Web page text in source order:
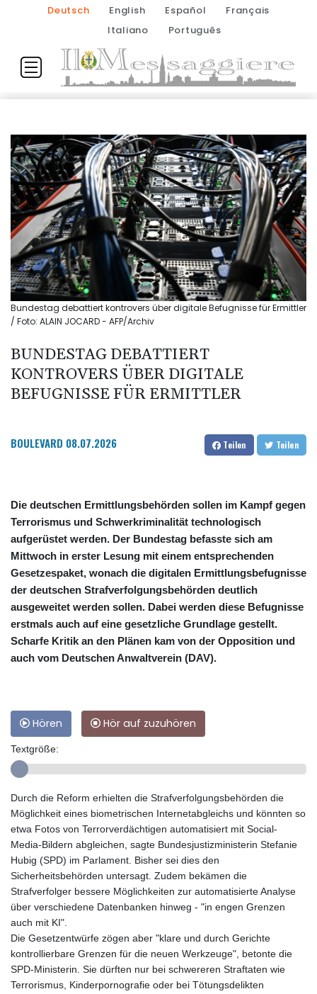
Deutsch English Español
Français
Italiano
Português
Bundestag debattiert kontrovers über digitale Befugnisse für Ermittler
/ Foto: ALAIN JOCARD - AFP/Archiv
BUNDESTAG DEBATTIERT
KONTROVERS ÜBER DIGITALE
BEFUGNISSE FÜR ERMITTLER
BOULEVARD 08.07.2026 Teilen Teilen
Die deutschen Ermittlungsbehörden sollen im Kampf gegen
Terrorismus und Schwerkriminalität technologisch
aufgerüstet werden. Der Bundestag befasste sich am
Mittwoch in erster Lesung mit einem entsprechenden
Gesetzespaket, wonach die digitalen Ermittlungsbefugnisse
der deutschen Strafverfolgungsbehörden deutlich
ausgeweitet werden sollen. Dabei werden diese Befugnisse
erstmals auch auf eine gesetzliche Grundlage gestellt.
Scharfe Kritik an den Plänen kam von der Opposition und
auch vom Deutschen Anwaltverein (DAV).
Hören Hör auf zuzuhören
Textgröße:
Durch die Reform erhielten die Strafverfolgungsbehörden die
Möglichkeit eines biometrischen Internetabgleichs und könnten so
etwa Fotos von Terrorverdächtigen automatisiert mit Social-
Media-Bildern abgleichen, sagte Bundesjustizministerin Stefanie
Hubig (SPD) im Parlament. Bisher sei dies den
Sicherheitsbehörden untersagt. Zudem bekämen die
Strafverfolger bessere Möglichkeiten zur automatisierte Analyse
über verschiedene Datenbanken hinweg - "in engen Grenzen
auch mit KI".
Die Gesetzentwürfe zögen aber "klare und durch Gerichte
kontrollierbare Grenzen für die neuen Werkzeuge", betonte die
SPD-Ministerin. Sie dürften nur bei schwereren Straftaten wie
Terrorismus, Kinderpornografie oder bei Tötungsdelikten